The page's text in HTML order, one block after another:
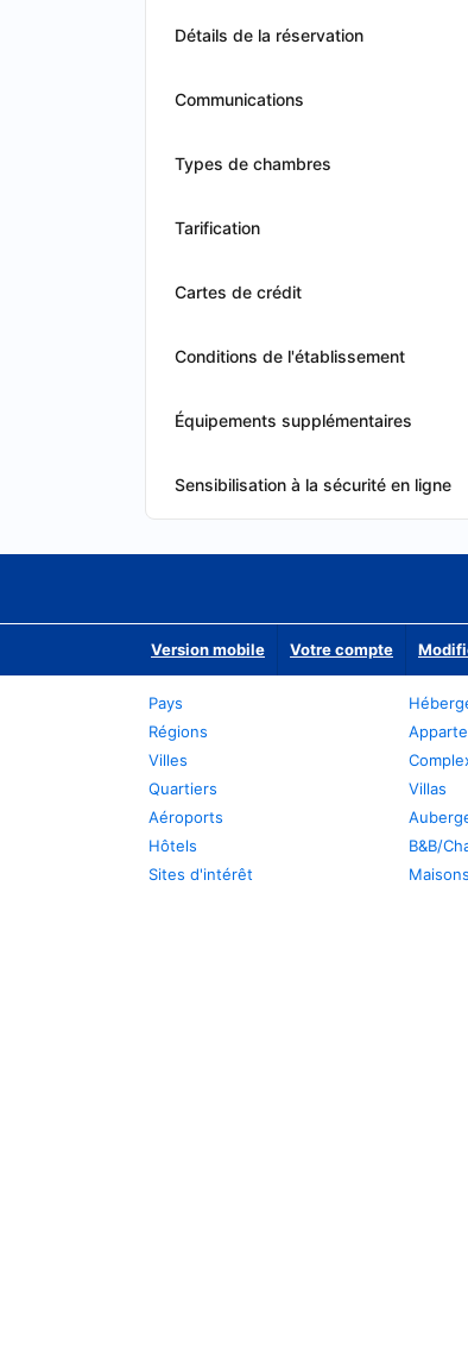
Détails de la réservation
Communications
Types de chambres
Tarification
Cartes de crédit
Conditions de l'établissement
Équipements supplémentaires
Sensibilisation à la sécurité en ligne
Version mobile Votre compte
Pays
Régions
Villes
Quartiers
Aéroports
Hôtels
Sites d'intérêt
Villas
B&B/